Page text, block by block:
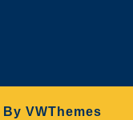
By VWThemes